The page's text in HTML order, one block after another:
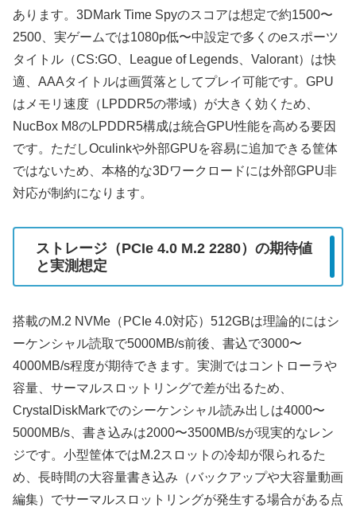
あります。3DMark Time Spyのスコアは想定で約1500〜
2500、実ゲームでは1080p低〜中設定で多くのeスポーツ
タイトル（CS:GO、League of Legends、Valorant）は快
適、AAAタイトルは画質落としてプレイ可能です。GPU
はメモリ速度（LPDDR5の帯域）が大きく効くため、
NucBox M8のLPDDR5構成は統合GPU性能を高める要因
です。ただしOculinkや外部GPUを容易に追加できる筐体
ではないため、本格的な3Dワークロードには外部GPU非
対応が制約になります。
ストレージ（PCIe 4.0 M.2 2280）の期待値
と実測想定
搭載のM.2 NVMe（PCIe 4.0対応）512GBは理論的にはシ
ーケンシャル読取で5000MB/s前後、書込で3000〜
4000MB/s程度が期待できます。実測ではコントローラや
容量、サーマルスロットリングで差が出るため、
CrystalDiskMarkでのシーケンシャル読み出しは4000〜
5000MB/s、書き込みは2000〜3500MB/sが現実的なレン
ジです。小型筐体ではM.2スロットの冷却が限られるた
め、長時間の大容量書き込み（バックアップや大容量動画
編集）でサーマルスロットリングが発生する場合がある点